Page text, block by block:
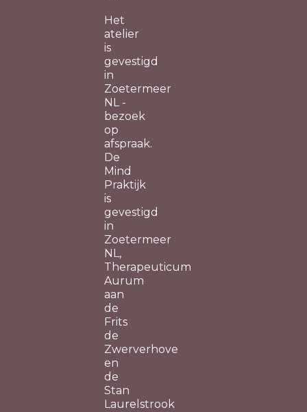
Het
atelier
is
gevestigd
in
Zoetermeer
NL -
bezoek
op
afspraak.
De
Mind
Praktijk
is
gevestigd
in
Zoetermeer
NL,
Therapeuticum
Aurum
aan
de
Frits
de
Zwerverhove
en
de
Stan
Laurelstrook